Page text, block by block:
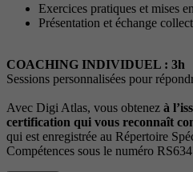
Exercices pratiques et mises
Présentation et échange
COACHING INDIVIDUEL : 3h
Sessions personnalisées pour
Avec Digi Atlas, vous obtenez à
certification qui vous reconnaît
qui est enregistrée au Répertoire
Compétences sous le numéro